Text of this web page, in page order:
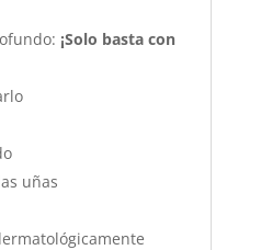
¡Solo basta con
uñas